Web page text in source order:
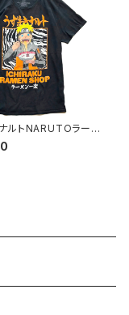
ルトNARUTOラーメ
プリントTシャツ古着
ディースOKアメカジ9